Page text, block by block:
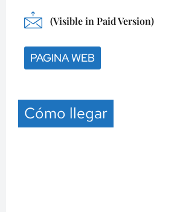
(Visible in Paid Version)
PAGINA WEB
Cómo llegar